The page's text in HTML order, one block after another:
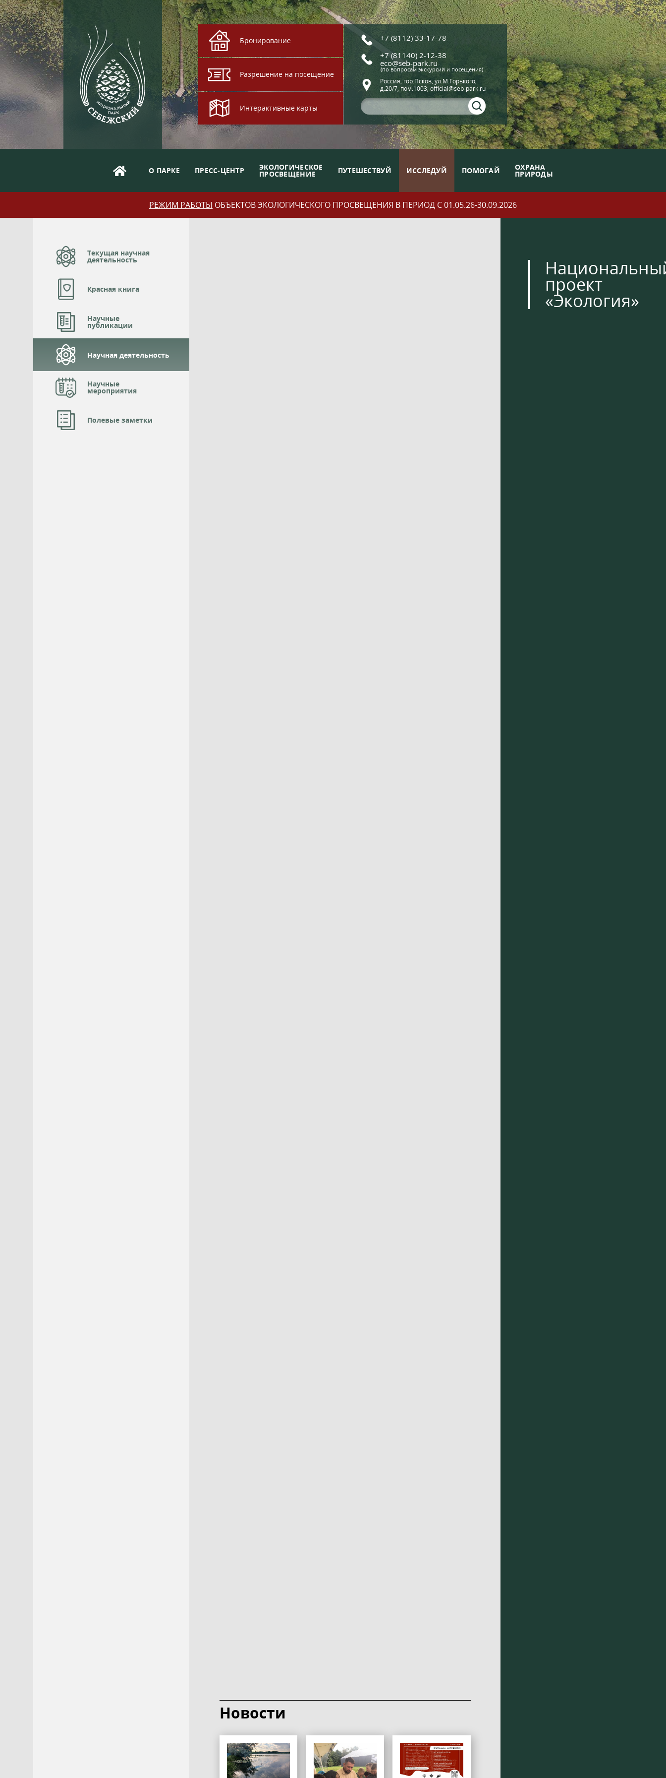
Бронирование
Разрешение на посещение
Интерактивные карты
+7 (8112) 33-17-78
+7 (81140) 2-12-38
eco@seb-park.ru
(по вопросам экскурсий и посещения)
Россия, гор.Псков, ул.М.Горького,
д.20/7, пом.1003, official@seb-park.ru
О ПАРКЕ ПРЕСС-ЦЕНТР ЭКОЛОГИЧЕСКОЕ
ПРОСВЕЩЕНИЕ ПУТЕШЕСТВУЙ ИССЛЕДУЙ ПОМОГАЙ ОХРАНА
ПРИРОДЫ
РЕЖИМ РАБОТЫ ОБЪЕКТОВ ЭКОЛОГИЧЕСКОГО ПРОСВЕЩЕНИЯ В ПЕРИОД С 01.05.26-30.09.2026
Текущая научная
деятельность
Красная книга
Научные
публикации
Научная деятельность
Научные
мероприятия
Полевые заметки
Новости
проект
«Экология»